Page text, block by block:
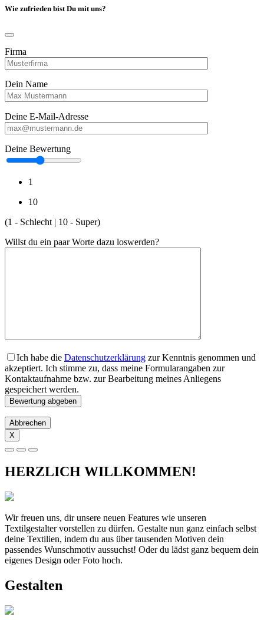
Wie zufrieden bist Du mit uns?
Firma
Dein Name
Deine E-Mail-Adresse
Deine Bewertung
1
10
(1 - Schlecht | 10 - Super)
Willst du ein paar Worte dazu loswerden?
Ich habe die Datenschutzerklärung zur Kenntnis genommen und
akzeptiert. Ich stimme zu, dass meine Formularangaben zur
Kontaktaufnahme bzw. zur Bearbeitung meines Anliegens
gespeichert werden.
Abbrechen
X
HERZLICH WILLKOMMEN!
Wir freuen uns, dir unsere neuen Features wie unseren
Textilgestalter vorstellen zu dürfen. Gestalte nun ganz einfach selbst
deine Textilien, indem du aus über tausenden Motiven dein
passendes Wunschmotiv aussuchst! Oder du lädst ganz bequem dein
eigenes Design oder Foto hoch.
Gestalten